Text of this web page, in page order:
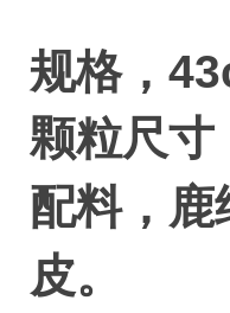
规格，
颗粒尺寸
配料，鹿
皮。